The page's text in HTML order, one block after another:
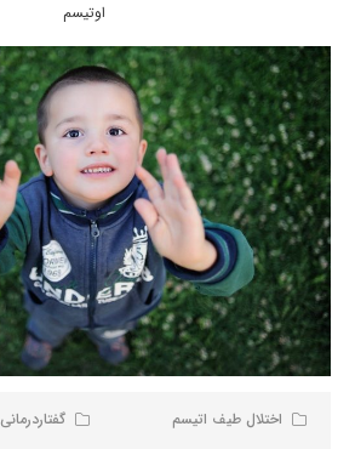
اوتیسم
اختلال طیف اتیسم
گفتاردرمانی